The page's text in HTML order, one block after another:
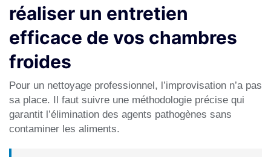
réaliser un entretien
efficace de vos chambres
froides
Pour un nettoyage professionnel, l’improvisation n’a pas
sa place. Il faut suivre une méthodologie précise qui
garantit l’élimination des agents pathogènes sans
contaminer les aliments.